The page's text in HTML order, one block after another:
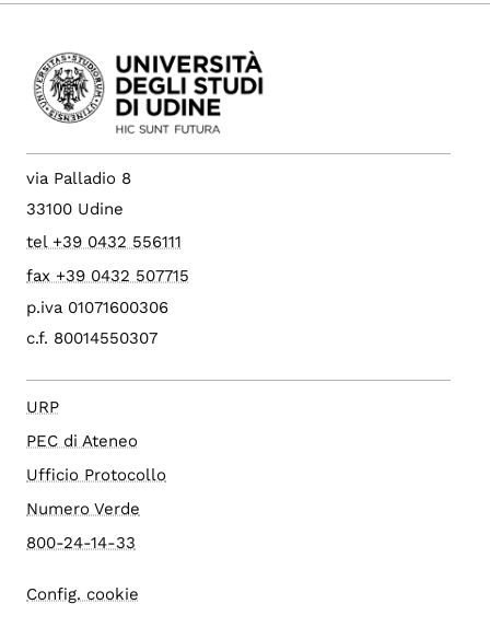
via Palladio 8
33100 Udine
tel +39 0432 556111
fax +39 0432 507715
p.iva 01071600306
c.f. 80014550307
URP
PEC di Ateneo
Ufficio Protocollo
Numero Verde
800-24-14-33
Config. cookie